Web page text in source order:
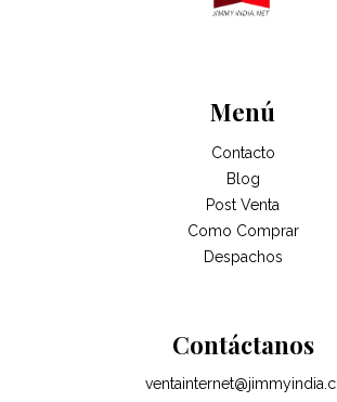
Menú
Contacto
Blog
Post Venta
Como Comprar
Despachos
Contáctanos
ventainternet@jimmyindia.cl